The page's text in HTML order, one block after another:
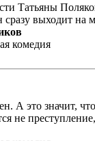
Татьяны
выходит на
комедия
А это значит,
не